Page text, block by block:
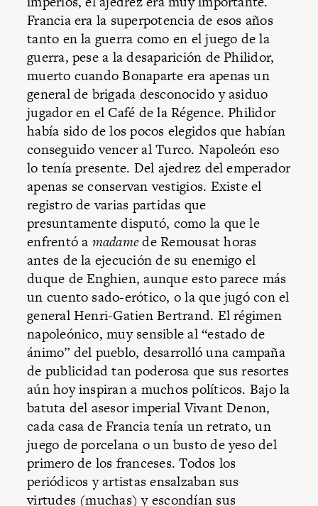
Francia era la superpotencia de esos años
tanto en la guerra como en el juego de la
guerra, pese a la desaparición de Philidor,
muerto cuando Bonaparte era apenas un
general de brigada desconocido y asiduo
jugador en el Café de la Régence. Philidor
había sido de los pocos elegidos que habían
conseguido vencer al Turco. Napoleón eso
lo tenía presente. Del ajedrez del emperador
apenas se conservan vestigios. Existe el
registro de varias partidas que
presuntamente disputó, como la que le
enfrentó a madamede Remousat horas
antes de la ejecución de su enemigo el
duque de Enghien, aunque esto parece más
un cuento sado-erótico, o la que jugó con el
general Henri-Gatien Bertrand. El régimen
napoleónico, muy sensible al “estado de
ánimo” del pueblo, desarrolló una campaña
de publicidad tan poderosa que sus resortes
aún hoy inspiran a muchos políticos. Bajo la
batuta del asesor imperial Vivant Denon,
cada casa de Francia tenía un retrato, un
juego de porcelana o un busto de yeso del
primero de los franceses. Todos los
periódicos y artistas ensalzaban sus
virtudes (muchas) y escondían sus